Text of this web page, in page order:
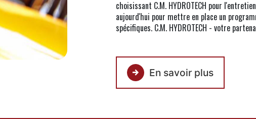
choisissant C.M. HYDROTECH pour
aujourd'hui pour mettre en place un
spécifiques. C.M. HYDROTECH - votre
En savoir plus